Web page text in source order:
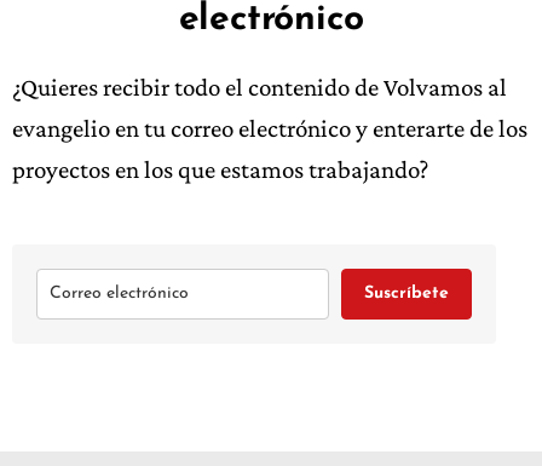
electrónico
¿Quieres recibir todo el contenido de Volvamos al
evangelio en tu correo electrónico y enterarte de los
proyectos en los que estamos trabajando?
Suscríbete